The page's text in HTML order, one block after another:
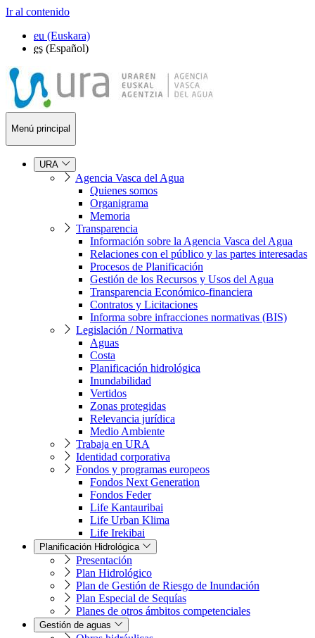
Ir al contenido
eu (Euskara)
es (Español)
Menú principal
URA
Agencia Vasca del Agua
Quienes somos
Organigrama
Memoria
Transparencia
Información sobre la Agencia Vasca del Agua
Relaciones con el público y las partes interesadas
Procesos de Planificación
Gestión de los Recursos y Usos del Agua
Transparencia Económico-financiera
Contratos y Licitaciones
Informa sobre infracciones normativas (BIS)
Legislación / Normativa
Aguas
Costa
Planificación hidrológica
Inundabilidad
Vertidos
Zonas protegidas
Relevancia jurídica
Medio Ambiente
Trabaja en URA
Identidad corporativa
Fondos y programas europeos
Fondos Next Generation
Fondos Feder
Life Kantauribai
Life Urban Klima
Life Irekibai
Planificación Hidrológica
Presentación
Plan Hidrológico
Plan de Gestión de Riesgo de Inundación
Plan Especial de Sequías
Planes de otros ámbitos competenciales
Gestión de aguas